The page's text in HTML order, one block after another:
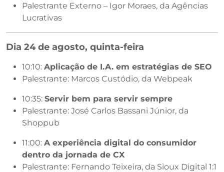
Palestrante Externo – Igor Moraes, da Agências
Lucrativas
Dia 24 de agosto, quinta-feira
10:10: Aplicação de I.A. em estratégias de SEO
Palestrante: Marcos Custódio, da Webpeak
10:35: Servir bem para servir sempre
Palestrante: José Carlos Bassani Júnior, da
Shoppub
11:00: A experiência digital do consumidor
dentro da jornada de CX
Palestrante: Fernando Teixeira, da Sioux Digital 1:1